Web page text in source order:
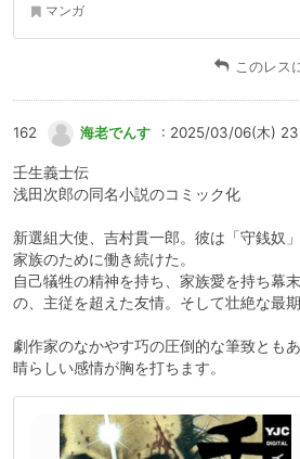
マンガ
このレス
162 海老でんす : 2025/03/06(木)
壬生義士伝
浅田次郎の同名小説のコミック化
新選組大使、吉村貫一郎。彼は「守銭奴
家族のために働き続けた。
自己犠牲の精神を持ち、家族愛を持ち幕
の、主従を超えた友情。そして壮絶な最期
劇作家のなかやす巧の圧倒的な筆致とも
晴らしい感情が胸を打ちます。